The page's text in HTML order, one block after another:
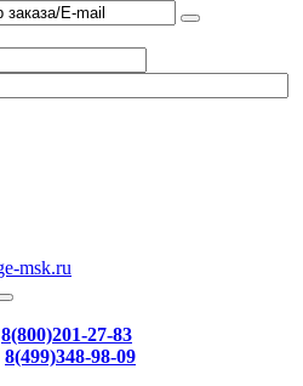
8(800)201-27-83
8(499)348-98-09